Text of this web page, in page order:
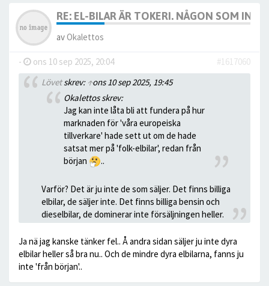
RE: EL-BILAR ÄR TOKERI. NÅGON SOM INTE
avOkalettos
- ons 10 sep 2025, 20:04
#1617060
Lövetskrev: ↑ons 10 sep 2025, 19:45
Okalettos skrev:
Jag kan inte låta bli att fundera på hur
marknaden för 'våra europeiska
tillverkare' hade sett ut om de hade
satsat mer på 'folk-elbilar', redan från
början
..
Varför? Det är ju inte de som säljer. Det finns billiga
elbilar, de säljer inte. Det finns billiga bensin och
dieselbilar, de dominerar inte försäljningen heller.
Ja nä jag kanske tänker fel.. Å andra sidan säljer ju inte dyra
elbilar heller så bra nu.. Och de mindre dyra elbilarna, fanns ju
inte 'från början'..